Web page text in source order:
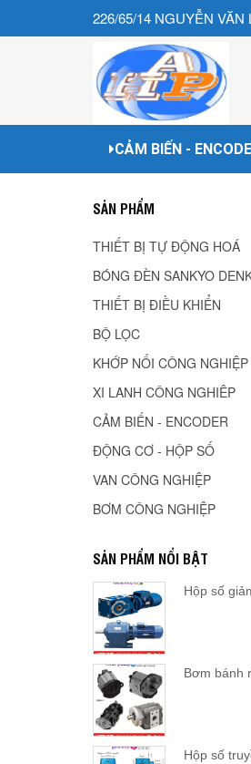
226/65/14 NGUYỄN
CẢM BIẾN -
SẢN PHẨM
THIẾT BỊ TỰ ĐỘNG HOÁ
BÓNG ĐÈN SANKYO
THIẾT BỊ ĐIỀU KHIỂN
BỘ LỌC
KHỚP NỐI CÔNG NGHIỆP
XI LANH CÔNG NGHIÊP
CẢM BIẾN - ENCODER
ĐỘNG CƠ - HỘP SỐ
VAN CÔNG NGHIỆP
BƠM CÔNG NGHIỆP
SẢN PHẨM NỔI BẬT
Hộp số
Bơm bánh
Hộp số